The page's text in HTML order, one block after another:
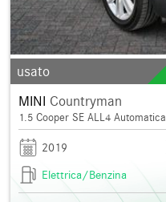
usato
MINI Countryman
1.5 Cooper SE ALL4 Automatica
2019
Elettrica/Benzina